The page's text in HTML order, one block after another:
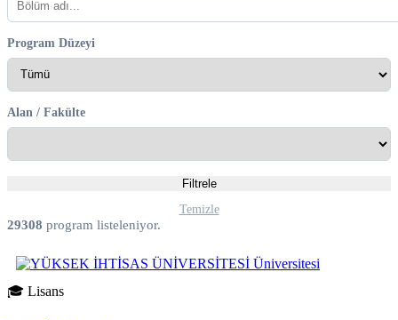
Program Düzeyi
Alan / Fakülte
Filtrele
Temizle
29308 program listeleniyor.
🎓 Lisans